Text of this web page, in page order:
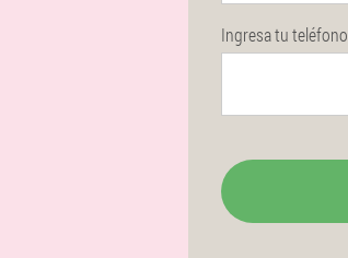
Ingresa tu teléfono